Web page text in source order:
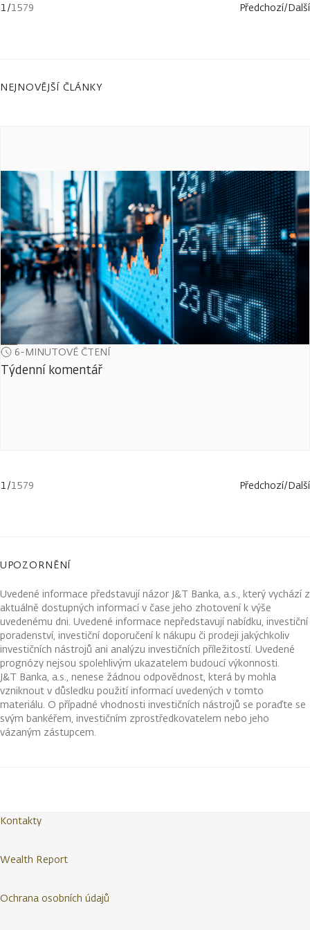
1/1579 Předchozí/Další
NEJNOVĚJŠÍ ČLÁNKY
6-MINUTOVÉ ČTENÍ
Týdenní komentář
1/1579 Předchozí/Další
UPOZORNĚNÍ
Uvedené informace představují názor J&T Banka, a.s., který vychází z
aktuálně dostupných informací v čase jeho zhotovení k výše
uvedenému dni. Uvedené informace nepředstavují nabídku, investiční
poradenství, investiční doporučení k nákupu či prodeji jakýchkoliv
investičních nástrojů ani analýzu investičních příležitostí. Uvedené
prognózy nejsou spolehlivým ukazatelem budoucí výkonnosti.
J&T Banka, a.s., nenese žádnou odpovědnost, která by mohla
vzniknout v důsledku použití informací uvedených v tomto
materiálu. O případné vhodnosti investičních nástrojů se poraďte se
svým bankéřem, investičním zprostředkovatelem nebo jeho
vázaným zástupcem.
Kontakty
Wealth Report
Ochrana osobních údajů